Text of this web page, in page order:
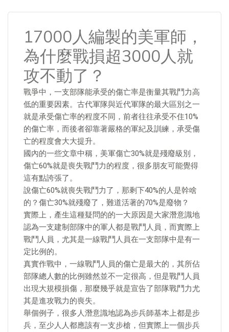
17000人編製的美軍師，
為什麼戰損超3000人就
攻不動了？
戰爭中，一支部隊能承受的傷亡率是衡量其戰鬥力高
低的重要因素。古代軍隊與近代軍隊的最大區別之一
就是承受傷亡率的程度不同，前者往往承受不住10%
的傷亡率，而後者卻靠著嚴格的軍紀及訓練，承受傷
亡的程度會大大提升。
國內的一些文章中稱，美軍傷亡30%就是殘廢級別，
傷亡60%就是喪失戰鬥力的程度，很多朋友可能覺得
這有點誇張了。
說傷亡60%就喪失戰鬥力了，那剩下40%的人是幹啥
的？傷亡30%就殘廢了，難道活著的70%是廢物？
實際上，產生這種疑問的的一大原因是大家潛意識地
認為一支建制部隊中的軍人都是戰鬥人員，而實際上
戰鬥人員，尤其是一線戰鬥人員在一支部隊中是有一
定比例的。
真實作戰中，一線戰鬥人員的傷亡是最大的，其所佔
部隊總人數的比例雖然並不一定很高，但是戰鬥人員
出現大規模損傷，那麼幾乎就是宣告了部隊戰鬥力尤
其是進攻戰力的喪失。
舉個例子，很多人潛意識地認為步兵師基本上都是步
兵，至少人人都應該有一支步槍，但實際上一個步兵